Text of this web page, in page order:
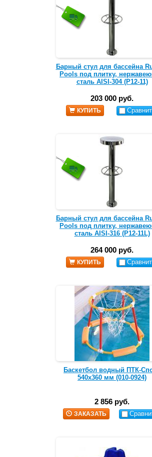
Барный стул для бассейна
Pools под плитку,
сталь AISI-304 (Р12-11)
203 000 руб.
КУПИТЬ
Барный стул для бассейна
Pools под плитку,
сталь AISI-316 (Р12-11L)
264 000 руб.
КУПИТЬ
Баскетбол водный ПТК-
540x360 мм (010-0924)
2 856 руб.
ЗАКАЗАТЬ